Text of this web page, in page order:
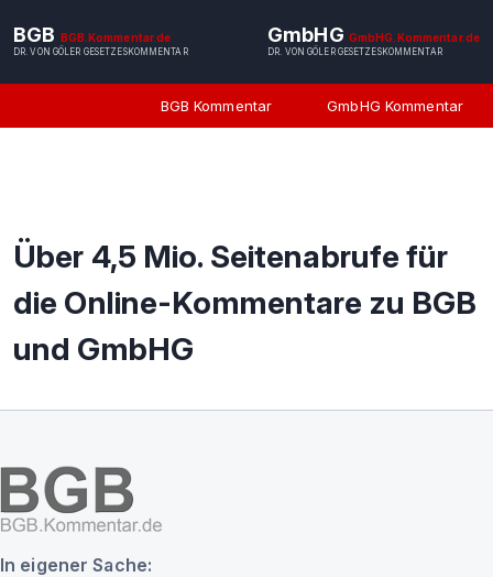
BGB BGB.Kommentar.de
DR. VON GÖLER GESETZESKOMMENTAR
GmbHG GmbHG.Kommentar.de
DR. VON GÖLER GESETZESKOMMENTAR
BGB Kommentar GmbHG Kommentar
Über 4,5 Mio. Seitenabrufe für
die Online-Kommentare zu BGB
und GmbHG
In eigener Sache: